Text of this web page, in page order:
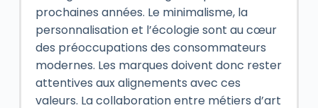
prochaines années. Le minimalisme, la
personnalisation et l’écologie sont au cœur
des préoccupations des consommateurs
modernes. Les marques doivent donc rester
attentives aux alignements avec ces
valeurs. La collaboration entre métiers d’art